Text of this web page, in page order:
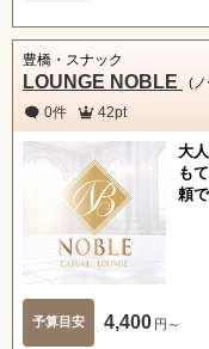
豊橋・スナック
LOUNGE NOBLE (ノ
0件 42pt
大
も
頼
予算目安 4,400 円～